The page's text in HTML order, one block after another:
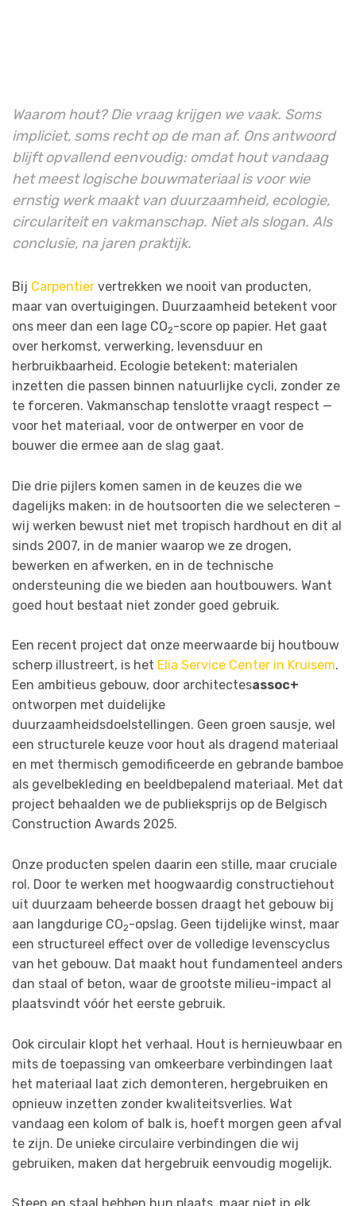
Waarom hout? Die vraag krijgen we vaak. Soms
impliciet, soms recht op de man af. Ons antwoord
blijft opvallend eenvoudig: omdat hout vandaag
het meest logische bouwmateriaal is voor wie
ernstig werk maakt van duurzaamheid, ecologie,
circulariteit en vakmanschap. Niet als slogan. Als
conclusie, na jaren praktijk.
Bij Carpentier vertrekken we nooit van producten,
maar van overtuigingen. Duurzaamheid betekent voor
ons meer dan een lage CO2-score op papier. Het gaat
over herkomst, verwerking, levensduur en
herbruikbaarheid. Ecologie betekent: materialen
inzetten die passen binnen natuurlijke cycli, zonder ze
te forceren. Vakmanschap tenslotte vraagt respect —
voor het materiaal, voor de ontwerper en voor de
bouwer die ermee aan de slag gaat.
Die drie pijlers komen samen in de keuzes die we
dagelijks maken: in de houtsoorten die we selecteren –
wij werken bewust niet met tropisch hardhout en dit al
sinds 2007, in de manier waarop we ze drogen,
bewerken en afwerken, en in de technische
ondersteuning die we bieden aan houtbouwers. Want
goed hout bestaat niet zonder goed gebruik.
Een recent project dat onze meerwaarde bij houtbouw
scherp illustreert, is het Elia Service Center in Kruisem.
Een ambitieus gebouw, door architectesassoc+
ontworpen met duidelijke
duurzaamheidsdoelstellingen. Geen groen sausje, wel
een structurele keuze voor hout als dragend materiaal
en met thermisch gemodificeerde en gebrande bamboe
als gevelbekleding en beeldbepalend materiaal. Met dat
project behaalden we de publieksprijs op de Belgisch
Construction Awards 2025.
Onze producten spelen daarin een stille, maar cruciale
rol. Door te werken met hoogwaardig constructiehout
uit duurzaam beheerde bossen draagt het gebouw bij
aan langdurige CO2-opslag. Geen tijdelijke winst, maar
een structureel effect over de volledige levenscyclus
van het gebouw. Dat maakt hout fundamenteel anders
dan staal of beton, waar de grootste milieu-impact al
plaatsvindt vóór het eerste gebruik.
Ook circulair klopt het verhaal. Hout is hernieuwbaar en
mits de toepassing van omkeerbare verbindingen laat
het materiaal laat zich demonteren, hergebruiken en
opnieuw inzetten zonder kwaliteitsverlies. Wat
vandaag een kolom of balk is, hoeft morgen geen afval
te zijn. De unieke circulaire verbindingen die wij
gebruiken, maken dat hergebruik eenvoudig mogelijk.